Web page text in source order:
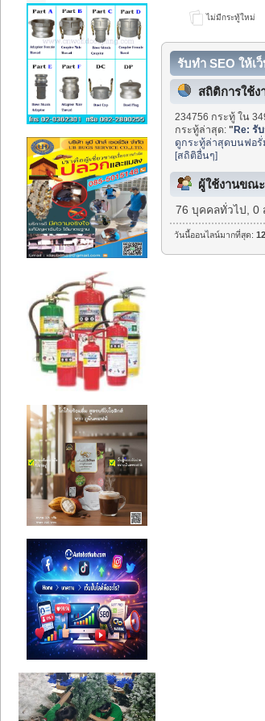
ไม่มีกระทู้ใหม่
รับทำ SEO ให้เ
สถิติการใช้
234756 กระทู้ ใน
กระทู้ล่าสุด:"Re: รั
ดูกระทู้ล่าสุดบนฟอรั่
[สถิติอื่นๆ]
ผู้ใช้งานขณ
76 บุคคลทั่วไป, 0
วันนี้ออนไลน์มากที่สุด: